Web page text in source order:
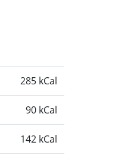
285 kCal
90 kCal
142 kCal